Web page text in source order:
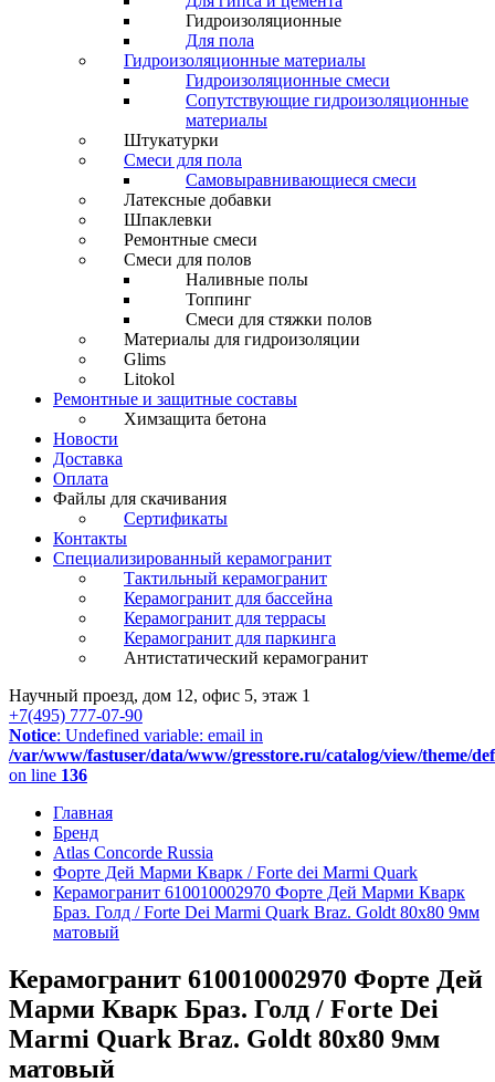
Гидроизоляционные
Для пола
Гидроизоляционные материалы
Гидроизоляционные смеси
Сопутствующие гидроизоляционные
материалы
Штукатурки
Смеси для пола
Самовыравнивающиеся смеси
Латексные добавки
Шпаклевки
Ремонтные смеси
Смеси для полов
Наливные полы
Топпинг
Смеси для стяжки полов
Материалы для гидроизоляции
Glims
Litokol
Ремонтные и защитные составы
Химзащита бетона
Новости
Доставка
Оплата
Файлы для скачивания
Сертификаты
Контакты
Специализированный керамогранит
Тактильный керамогранит
Керамогранит для бассейна
Керамогранит для террасы
Керамогранит для паркинга
Антистатический керамогранит
Научный проезд, дом 12, офис 5, этаж 1
+7(495) 777-07-90
Notice: Undefined variable: email in
/var/www/fastuser/data/www/gresstore.ru/catalog/view/theme/
on line 136
Главная
Бренд
Atlas Concorde Russia
Форте Дей Марми Кварк / Forte dei Marmi Quark
Керамогранит 610010002970 Форте Дей Марми Кварк
Браз. Голд / Forte Dei Marmi Quark Braz. Goldt 80x80 9мм
матовый
Керамогранит 610010002970 Форте Дей
Марми Кварк Браз. Голд / Forte Dei
Marmi Quark Braz. Goldt 80x80 9мм
матовый